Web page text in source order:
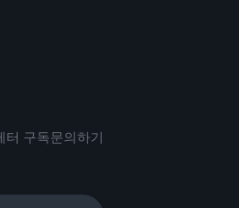
터 구독문의하기